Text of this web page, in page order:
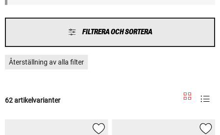
FILTRERA OCH SORTERA
Återställning av alla filter
62 artikelvarianter